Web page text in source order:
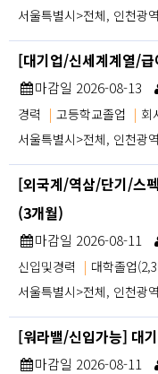
서울특별시>전체, 인천광
[대기업/신세계계열/
마감일 2026-08-13
경력 | 고등학교졸업 | 회
서울특별시>전체, 인천광
[외국계/역삼/단기/스
(3개월)
마감일 2026-08-11
신입및경력 | 대학졸업
서울특별시>전체, 인천광
[워라밸/신입가능] 대
마감일 2026-08-11